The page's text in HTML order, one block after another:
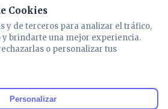
de economía, mercados,
Información actualizada
Cookies
y de terceros para analizar el tráfico,
brindarte una mejor experiencia.
o personalizar tus
Personalizar